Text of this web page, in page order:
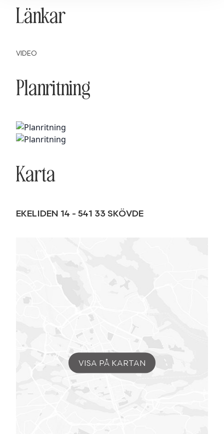
Länkar
VIDEO
Planritning
Karta
EKELIDEN 14 - 541 33 SKÖVDE
VISA PÅ KARTAN